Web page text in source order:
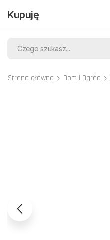
Kupuję
Strona główna Dom i Ogród